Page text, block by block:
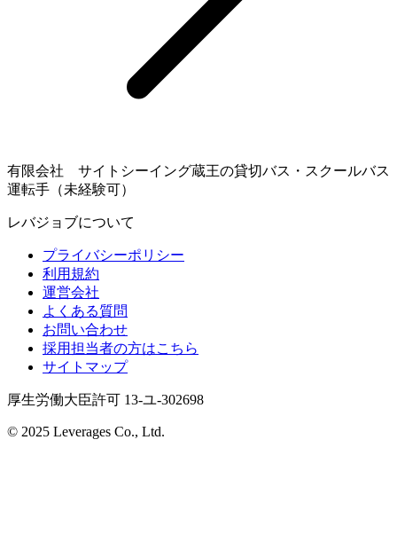
有限会社 サイトシーイング蔵王の貸切バス・スクールバス
運転手（未経験可）
レバジョブについて
プライバシーポリシー
利用規約
運営会社
よくある質問
お問い合わせ
採用担当者の方はこちら
サイトマップ
厚生労働大臣許可 13-ユ-302698
© 2025 Leverages Co., Ltd.